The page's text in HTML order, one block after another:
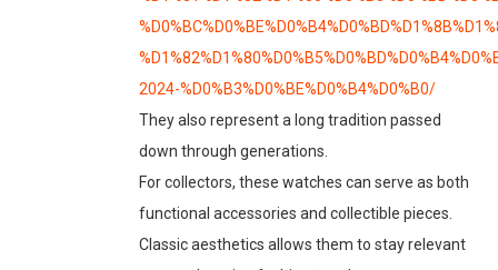
2024-%D0%B3%D0%BE%D0%B4%D0%B0/
They also represent a long tradition passed
down through generations.
For collectors, these watches can serve as both
functional accessories and collectible pieces.
Classic aesthetics allows them to stay relevant